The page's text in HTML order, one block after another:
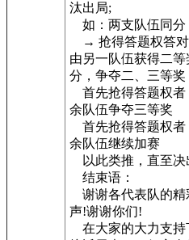
汰出局;
如：两支队伍同分
→ 抢得答题权答对
由另一队伍获得二
分，争夺二、三等奖
首先抢得答题权者
余队伍争夺三等奖
首先抢得答题权者
余队伍继续加赛
以此类推，直至决
结束语：
谢谢各代表队的精
声!谢谢你们!
在大家的大力支持